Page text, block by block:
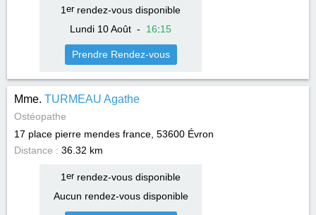
1 errendez-vous disponible
Lundi 10 Août - 16:15
Prendre Rendez-vous
Mme. TURMEAU Agathe
Ostéopathe
17 place pierre mendes france, 53600 Évron
Distance : 36.32 km
1 errendez-vous disponible
Aucun rendez-vous disponible